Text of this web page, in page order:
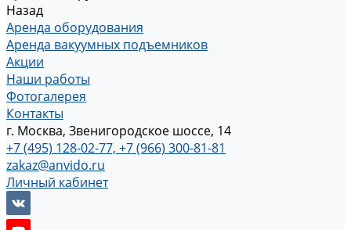
Назад
Аренда оборудования
Аренда вакуумных подъемников
Акции
Наши работы
Фотогалерея
Контакты
г. Москва, Звенигородское шоссе, 14
+7 (495) 128-02-77, +7 (966) 300-81-81
zakaz@anvido.ru
Личный кабинет